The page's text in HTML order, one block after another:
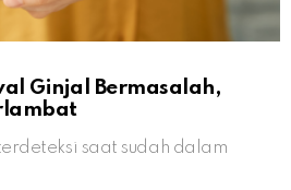
Ginjal Bermasalah,
saat sudah dalam